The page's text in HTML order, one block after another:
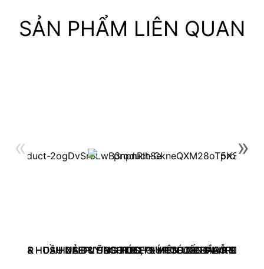
SẢN PHẨM LIÊN QUAN
«
– DẦU XẢ DƯỠNG TÓC, GIÚP TÓC CHẮC KHỎE
& HUSH DEEPLY ROOTED™ – VIÊN UỐNG HỖ TRỢ
HUSH & HUSH DEEPLY ROOTED HAIR
HUSH & HUSH DEEPLY
»